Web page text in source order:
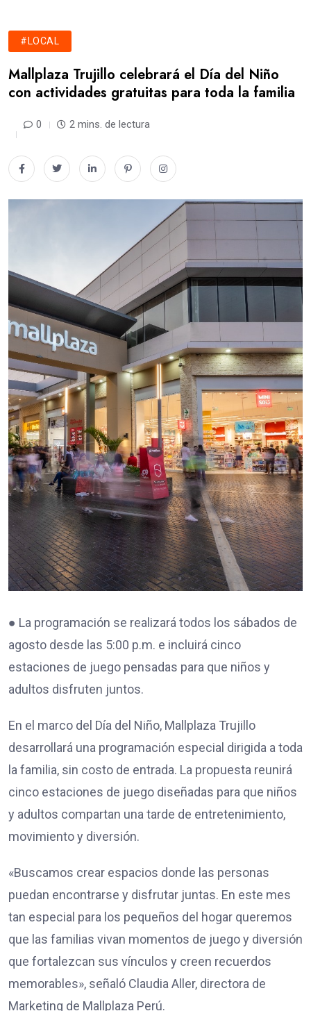
#LOCAL
Mallplaza Trujillo celebrará el Día del Niño
con actividades gratuitas para toda la familia
0 2 mins. de lectura
● La programación se realizará todos los sábados de
agosto desde las 5:00 p.m. e incluirá cinco
estaciones de juego pensadas para que niños y
adultos disfruten juntos.
En el marco del Día del Niño, Mallplaza Trujillo
desarrollará una programación especial dirigida a toda
la familia, sin costo de entrada. La propuesta reunirá
cinco estaciones de juego diseñadas para que niños
y adultos compartan una tarde de entretenimiento,
movimiento y diversión.
«Buscamos crear espacios donde las personas
puedan encontrarse y disfrutar juntas. En este mes
tan especial para los pequeños del hogar queremos
que las familias vivan momentos de juego y diversión
que fortalezcan sus vínculos y creen recuerdos
memorables», señaló Claudia Aller, directora de
Marketing de Mallplaza Perú.